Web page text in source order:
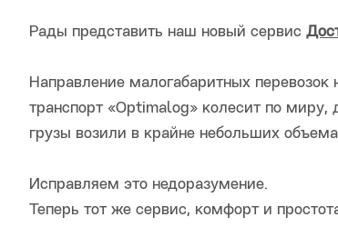
Рады представить наш новый сервис
Направление малогабаритных перевозок
транспорт «Optimalog» колесит по
грузы возили в крайне небольших
Исправляем это недоразумение.
Теперь тот же сервис, комфорт и